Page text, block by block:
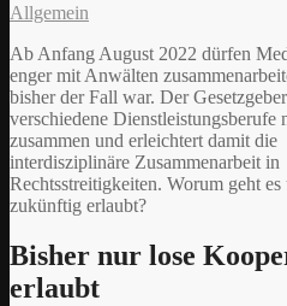
Allgemein
Ab Anfang August 2022 dürfen
enger mit Anwälten
bisher der Fall war. Der
verschiedene Dienstleistungsberufe
zusammen und erleichtert damit die
interdisziplinäre Zusammenarbeit in
Rechtsstreitigkeiten. Worum geht es
zukünftig erlaubt?
Bisher nur lose
erlaubt